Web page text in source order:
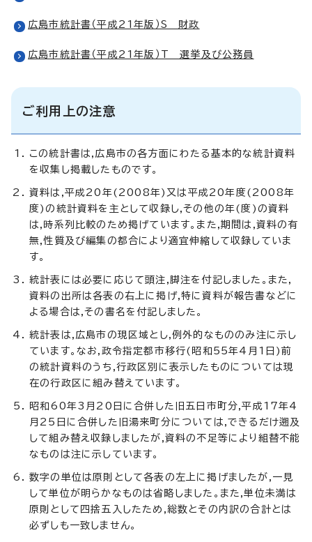
広島市統計書（平成21年版）S 財政
広島市統計書（平成21年版）T 選挙及び公務員
ご利用上の注意
この統計書は,広島市の各方面にわたる基本的な統計資料
を収集し掲載したものです。
資料は,平成20年(2008年)又は平成20年度(2008年
度)の統計資料を主として収録し,その他の年(度)の資料
は,時系列比較のため掲げています。また,期間は,資料の有
無,性質及び編集の都合により適宜伸縮して収録していま
す。
統計表には必要に応じて頭注,脚注を付記しました。また,
資料の出所は各表の右上に掲げ,特に資料が報告書などに
よる場合は,その書名を付記しました。
統計表は,広島市の現区域とし,例外的なもののみ注に示し
ています。なお,政令指定都市移行(昭和55年4月1日)前
の統計資料のうち,行政区別に表示したものについては現
在の行政区に組み替えています。
昭和60年3月20日に合併した旧五日市町分,平成17年4
月25日に合併した旧湯来町分については,できるだけ遡及
して組み替え収録しましたが,資料の不足等により組替不能
なものは注に示しています。
数字の単位は原則として各表の左上に掲げましたが,一見
して単位が明らかなものは省略しました。また,単位未満は
原則として四捨五入したため,総数とその内訳の合計とは
必ずしも一致しません。